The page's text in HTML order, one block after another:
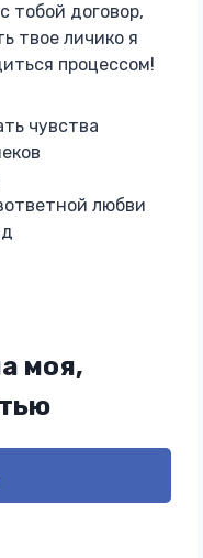
тобой договор,
твое личико я
процессом!
чувства
любви
моя,